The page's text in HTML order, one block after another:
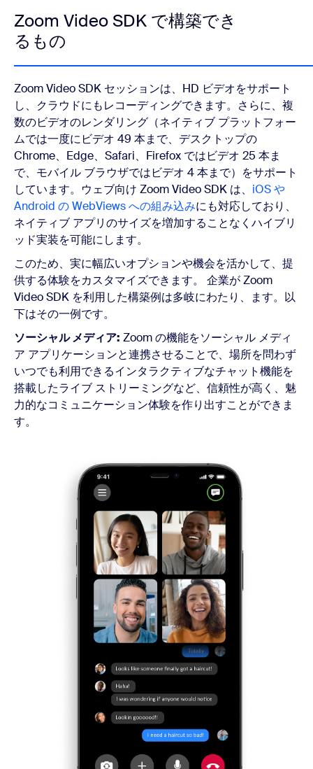
Zoom Video SDK で構築でき
るもの
Zoom Video SDK セッションは、HD ビデオをサポート
し、クラウドにもレコーディングできます。さらに、複
数のビデオのレンダリング（ネイティブ プラットフォー
ムでは一度にビデオ 49 本まで、デスクトップの
Chrome、Edge、Safari、Firefox ではビデオ 25 本ま
で、モバイル ブラウザではビデオ 4 本まで）をサポート
しています。ウェブ向け Zoom Video SDK は、 iOS や
Android の WebViews への組み込みにも対応しており、
ネイティブ アプリのサイズを増加することなくハイブリ
ッド実装を可能にします。
このため、実に幅広いオプションや機会を活かして、提
供する体験をカスタマイズできます。 企業が Zoom
Video SDK を利用した構築例は多岐にわたり、ます。以
下はその一例です。
ソーシャル メディア: Zoom の機能をソーシャル メディ
ア アプリケーションと連携させることで、場所を問わず
いつでも利用できるインタラクティブなチャット機能を
搭載したライブ ストリーミングなど、信頼性が高く、魅
力的なコミュニケーション体験を作り出すことができま
す。